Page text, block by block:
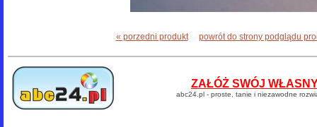
« porzedni produkt powrót do strony podglądu
ZAŁÓŻ SWÓJ
abc24.pl - proste, tanie i niezawodne